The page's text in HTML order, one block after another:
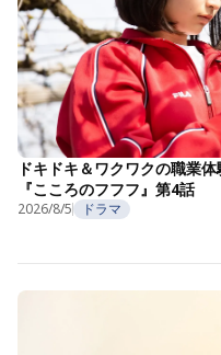
ドキドキ＆ワクワクの職業
『こころのフフフ』第4話
2026/8/5 ドラマ